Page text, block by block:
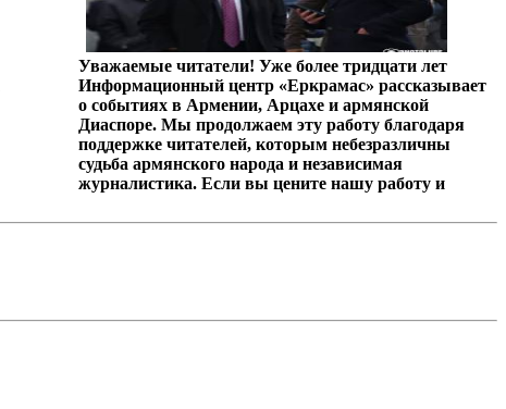
Уважаемые читатели! Уже более тридцати лет
Информационный центр «Еркрамас» рассказывает
о событиях в Армении, Арцахе и армянской
Диаспоре. Мы продолжаем эту работу благодаря
поддержке читателей, которым небезразличны
судьба армянского народа и независимая
журналистика. Если вы цените нашу работу и